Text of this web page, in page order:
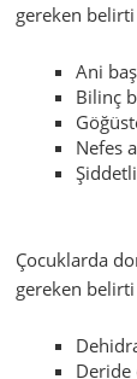
gereken
Ani
Bilinç
Nefes
Çocuklarda
gereken